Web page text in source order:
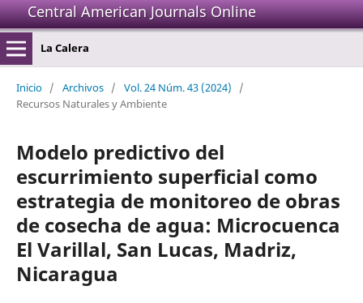
Central American Journals Online
La Calera
Inicio / Archivos / Vol. 24 Núm. 43 (2024)
/
Recursos Naturales y Ambiente
Modelo predictivo del
escurrimiento superficial como
estrategia de monitoreo de obras
de cosecha de agua: Microcuenca
El Varillal, San Lucas, Madriz,
Nicaragua